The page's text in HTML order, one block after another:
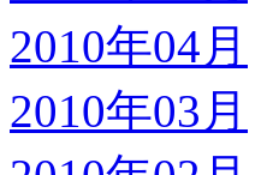
2010年04月
2010年03月